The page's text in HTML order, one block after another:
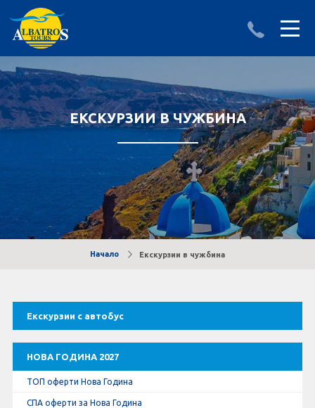
ДЕСТИНАЦИИ
АЛБАНИЯ
ТУРЦИЯ
Оферти За Нова Година
Септемврийски Празници
Автобусни Екскурзии
ИЗПРАТИ ЗАПИТВАНЕ
ЕКСКУРЗИИ В ЧУЖБИНА
Начало Екскурзии в чужбина
Екскурзии с автобус
НОВА ГОДИНА 2027
ТОП оферти Нова Година
СПА оферти за Нова Година